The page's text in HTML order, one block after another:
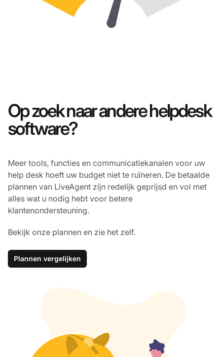
Op zoek naar andere helpdesk
software?
Meer tools, functies en communicatiekanalen voor uw
help desk hoeft uw budget niet te ruïneren. De betaalde
plannen van LiveAgent zijn redelijk geprijsd en vol met
alles wat u nodig hebt voor betere
klantenondersteuning.
Bekijk onze plannen en zie het zelf.
Plannen vergelijken